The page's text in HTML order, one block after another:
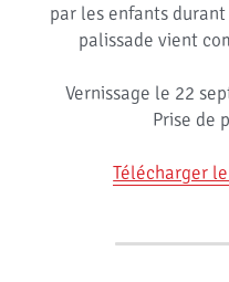
par les enfants
palissade vient
Vernissage le 22
Prise de
Télécharger